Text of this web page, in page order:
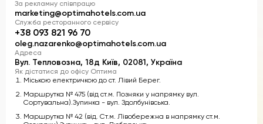
За рекламну співпрацю
marketing@optimahotels.com.ua
Служба ресторанного сервісу
+38 093 821 96 70
oleg.nazarenko@optimahotels.com.ua
Адреса
Вул. Тепловозна, 18д Київ, 02081, Україна
Як дістатися до офісу Оптима
Міською електричкою до ст. Лівий Берег.
Маршрутка № 475 (від ст.м. Позняки у напрямку вул.
Сортувальна).Зупинка - вул. Здолбунівська.
Маршрутка № 42 (від. Ст.м. Лівобережна в напрямку ст.м.